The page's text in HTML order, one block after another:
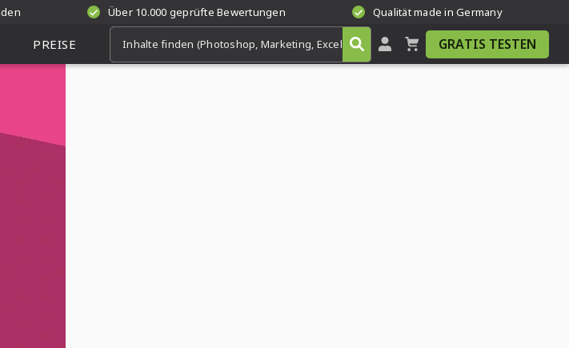
Über 10.000 geprüfte Bewertungen Qualität made in Germany
PREISE GRATIS TESTEN